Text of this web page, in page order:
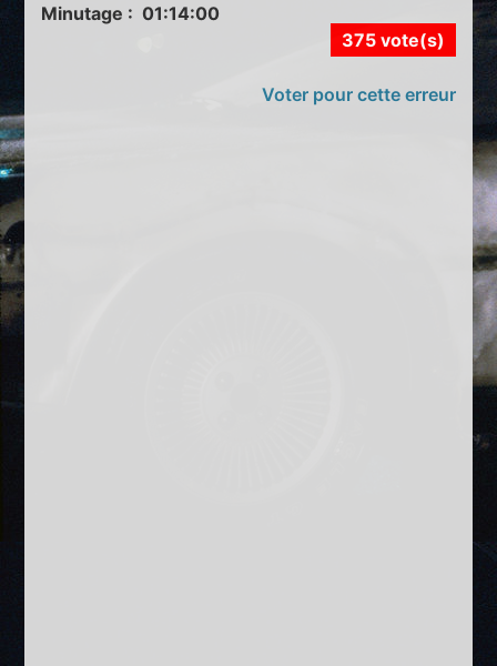
Minutage : 01:14:00
375 vote(s)
Voter pour cette erreur